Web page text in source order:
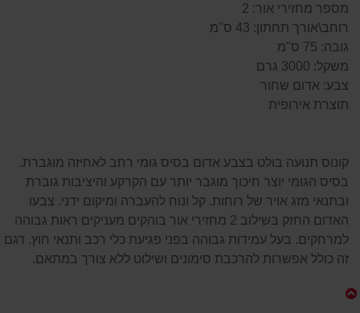
מספר מחזירי אור: 2
רוחב\אורך תחתון: 43 ס"מ
גובה: 75 ס"מ
משקל: 3000 גרם
צבע: אדום שחור
תוצרת אירופית
קונוס תנועה בולט בצבע אדום בסיס גומי רחב לאחיזה מוגברת.
בסיס הגומי יוצר חיכוך מוגבר יותר עם הקרקע והיציבות גוברת
ובתנאי מזג אויר של רוחות. קל ונוח להעברה ומיקום ידני. צבעו
האדום החזק בשילוב 2 מחזירי אור בוהקים מעניקים ראות גבוהה
למרחקים. בעל עמידות גבוהה בפני פגיעת כלי רכב ותנאי חוץ. דגם
זה כולל אפשרות להרכבת סימונים ושילוט ללא צורך במתאם.